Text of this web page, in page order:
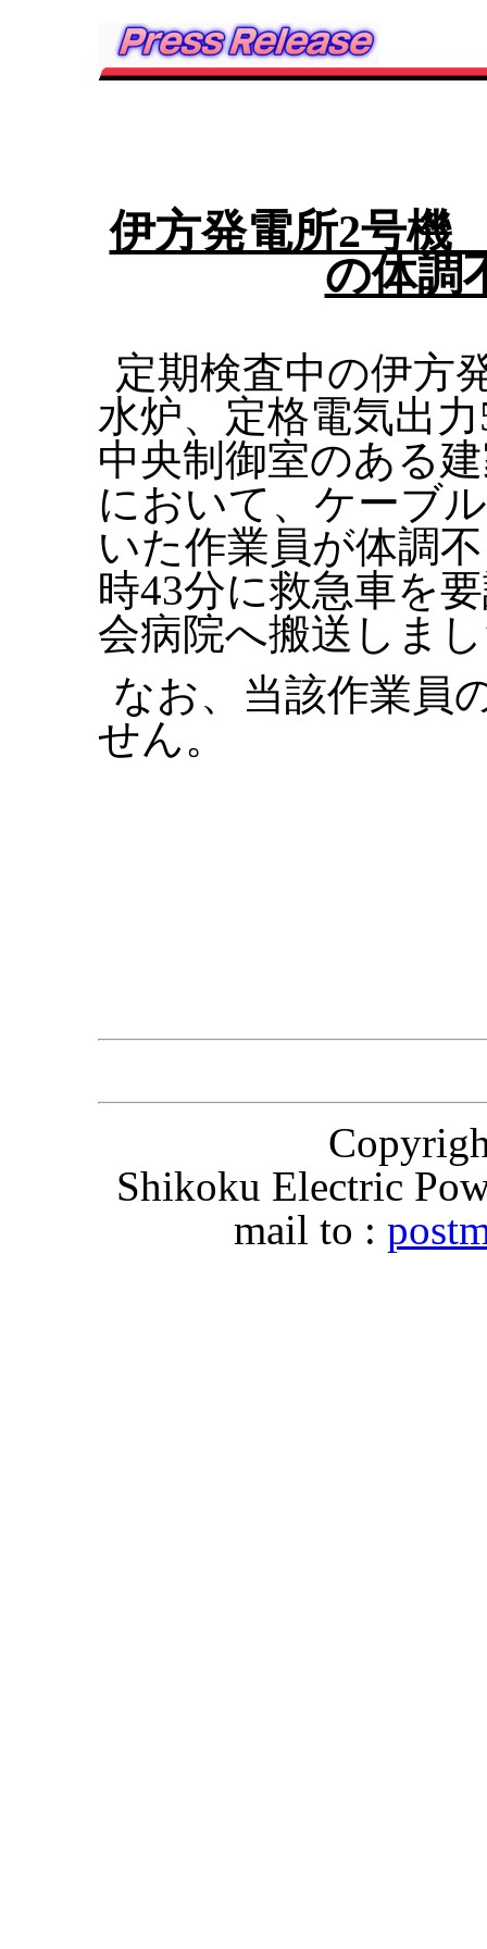
伊方発電所2号機
の体調
定期検査中の伊方
水炉、定格電気出
中央制御室のある
において、ケーブ
いた作業員が体調
時43分に救急車を
会病院へ搬送しま
なお、当該作業員
せん。
Shikoku Electric
mail to :